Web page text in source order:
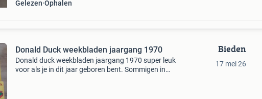
Gelezen Ophalen
Donald Duck weekbladen jaargang 1970
Donald duck weekbladen jaargang 1970 super leuk
voor als je in dit jaar geboren bent. Sommigen in
Bieden
17 mei 26